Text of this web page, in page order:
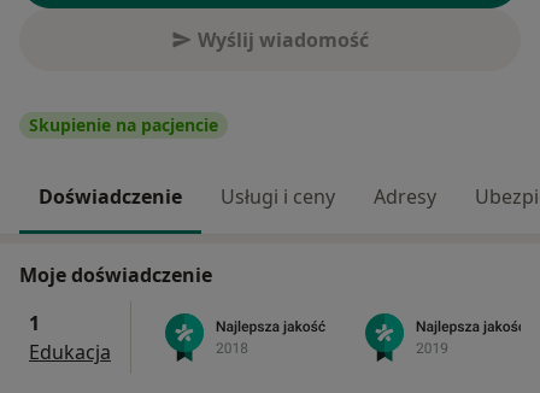
Wyślij wiadomość
Skupienie na pacjencie
Doświadczenie Usługi i ceny Adresy
Moje doświadczenie
1
Edukacja